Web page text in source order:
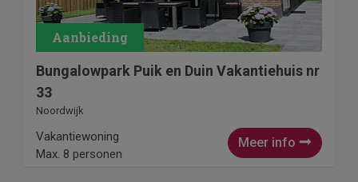
Bungalowpark Puik en Duin Vakantiehuis nr
33
Noordwijk
Meer info
Vakantiewoning
Max. 8 personen